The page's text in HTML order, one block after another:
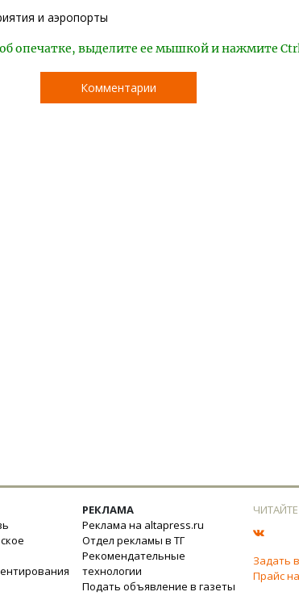
и аэропорты
опечатке, выделите ее мышкой и нажмите
Комментарии
РЕКЛАМА
Реклама на altapress.ru
Отдел рекламы в ТГ
Рекомендательные
технологии
Подать объявление в газеты
Задать
Прайс